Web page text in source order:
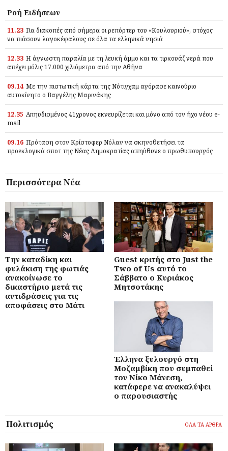
Ροή Ειδήσεων
11.23 Για διακοπές από σήμερα οι ρεπόρτερ του «Κουλουριού», στόχος
να πιάσουν λαγοκέφαλους σε όλα τα ελληνικά νησιά
12.33 Η άγνωστη παραλία με τη λευκή άμμο και τα τιρκουάζ νερά που
απέχει μόλις 17.000 χιλιόμετρα από την Αθήνα
09.14 Με την πιστωτική κάρτα της Νότιγχαμ αγόρασε καινούριο
αυτοκίνητο ο Βαγγέλης Μαρινάκης
12.35 Απηυδισμένος 41χρονος εκνευρίζεται και μόνο από τον ήχο νέου e-
mail
09.16 Πρόταση στον Κρίστοφερ Νόλαν να σκηνοθετήσει τα
προεκλογικά σποτ της Νέας Δημοκρατίας απηύθυνε ο πρωθυπουργός
Περισσότερα Νέα
Την καταδίκη και
φυλάκιση της φωτιάς
ανακοίνωσε το
δικαστήριο μετά τις
αντιδράσεις για τις
αποφάσεις στο Μάτι
Guest κριτής στο Just the
Two of Us αυτό το
Σάββατο ο Κυριάκος
Μητσοτάκης
Έλληνα ξυλουργό στη
Μοζαμβίκη που συμπαθεί
τον Νίκο Μάνεση,
κατάφερε να ανακαλύψει
ο παρουσιαστής
Πολιτισμός ΟΛΑ ΤΑ ΑΡΘΡΑ